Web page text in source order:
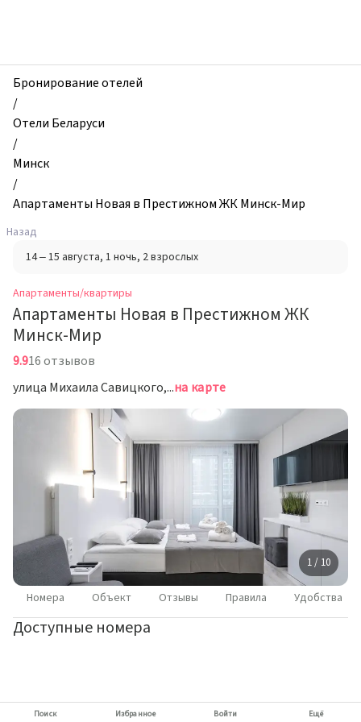
и
квартиры,
Апартаменты
Новая
в
Престижном
ЖК
Минск-
Мир,
Минск,
Беларусь
Бронирование отелей
/
Отели Беларуси
/
Минск
/
Апартаменты Новая в Престижном ЖК Минск-Мир
Назад
14 – 15 августа, 1 ночь, 2 взрослых
Апартаменты/квартиры
Апартаменты Новая в Престижном ЖК
Минск-Мир
9.916 отзывов
улица Михаила Савицкого, д.4, Минскна карте
1 / 10
Номера Объект Отзывы Правила Удобства
Доступные номера
Поиск Избранное Войти Ещё